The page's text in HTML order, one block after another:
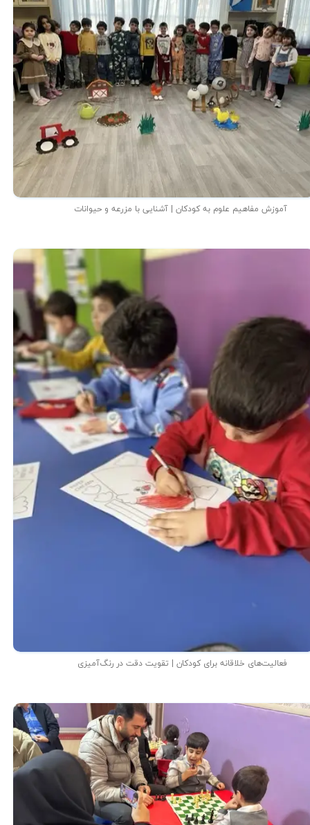
آموزش مفاهیم علوم به کودکان | آشنایی با مزرعه و حیوانات
فعالیت‌های خلاقانه برای کودکان | تقویت دقت در رنگ‌آمیزی